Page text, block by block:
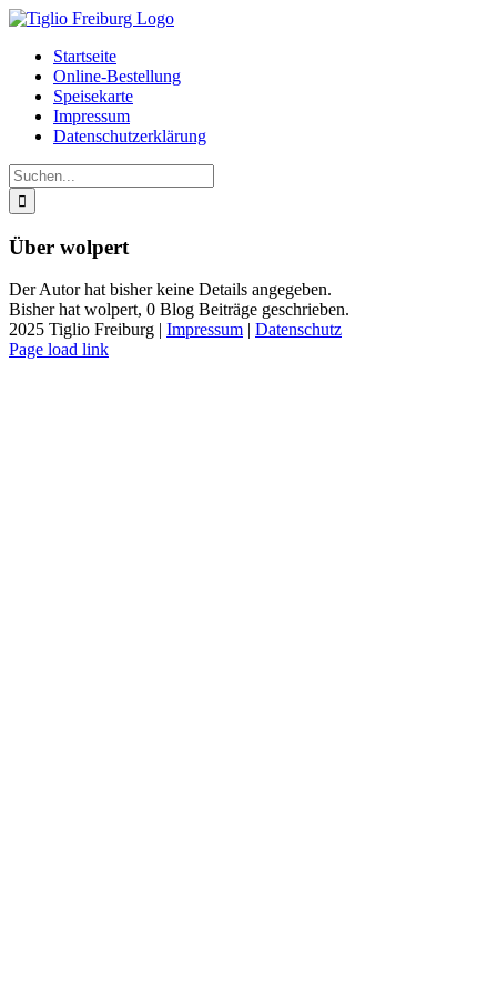
Zum
springenStartseite
Online-Bestellung
Speisekarte
Impressum
Datenschutzerklärung
Suche
nach:
Über wolpert
Der Autor hat bisher keine Details angegeben.
Bisher hat wolpert, 0 Blog Beiträge geschrieben.
2025 Tiglio Freiburg | Impressum | Datenschutz
Instagram
Page load link